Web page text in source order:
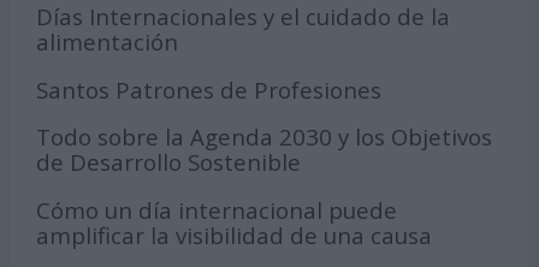
Días Internacionales y el cuidado de la
alimentación
Santos Patrones de Profesiones
Todo sobre la Agenda 2030 y los Objetivos
de Desarrollo Sostenible
Cómo un día internacional puede
amplificar la visibilidad de una causa